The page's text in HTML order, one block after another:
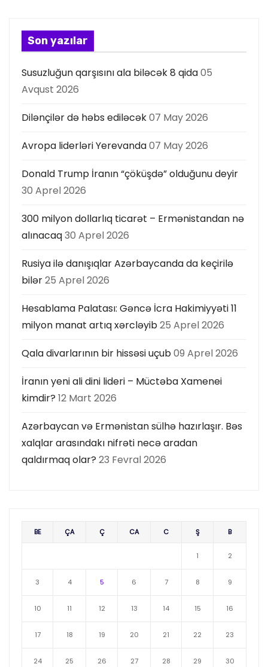
s
ı
Son yazılar
Susuzluğun qarşısını ala biləcək 8 qida05
Avqust 2026
Dilənçilər də həbs ediləcək07 May 2026
Avropa liderləri Yerevanda07 May 2026
Donald Trump İranın “çöküşdə” olduğunu deyir
30 Aprel 2026
300 milyon dollarlıq ticarət – Ermənistandan nə
alınacaq30 Aprel 2026
Rusiya ilə danışıqlar Azərbaycanda da keçirilə
bilər25 Aprel 2026
Hesablama Palatası: Gəncə İcra Hakimiyyəti 11
milyon manat artıq xərcləyib25 Aprel 2026
Qala divarlarının bir hissəsi uçub09 Aprel 2026
İranın yeni ali dini lideri – Müctəba Xamenei
kimdir? 12 Mart 2026
Azərbaycan və Ermənistan sülhə hazırlaşır. Bəs
xalqlar arasındakı nifrəti necə aradan
qaldırmaq olar? 23 Fevral 2026
BE ÇA Ç CA C Ş B
1 2
3 4 5 6 7 8 9
10 11 12 13 14 15 16
17 18 19 20 21 22 23
24 25 26 27 28 29 30